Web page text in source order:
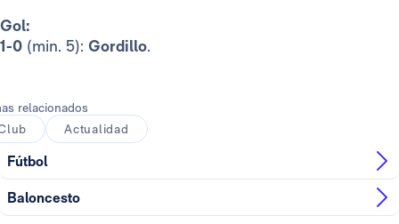
Gol:
1-0 (min. 5): Gordillo.
relacionados
Actualidad
Fútbol
Baloncesto